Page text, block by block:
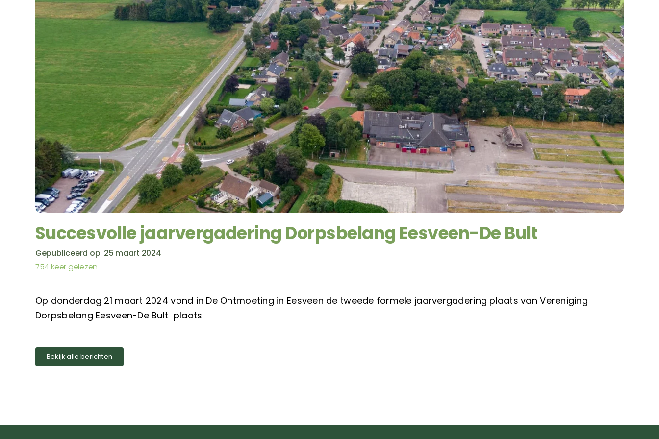
Succesvolle jaarvergadering Dorpsbelang Eesveen-De Bult
Gepubliceerd op: 25 maart 2024
754 keer gelezen
Op donderdag 21 maart 2024 vond in De Ontmoeting in Eesveen de tweede formele jaarvergadering plaats van Vereniging
Dorpsbelang Eesveen-De Bult plaats.
Bekijk alle berichten